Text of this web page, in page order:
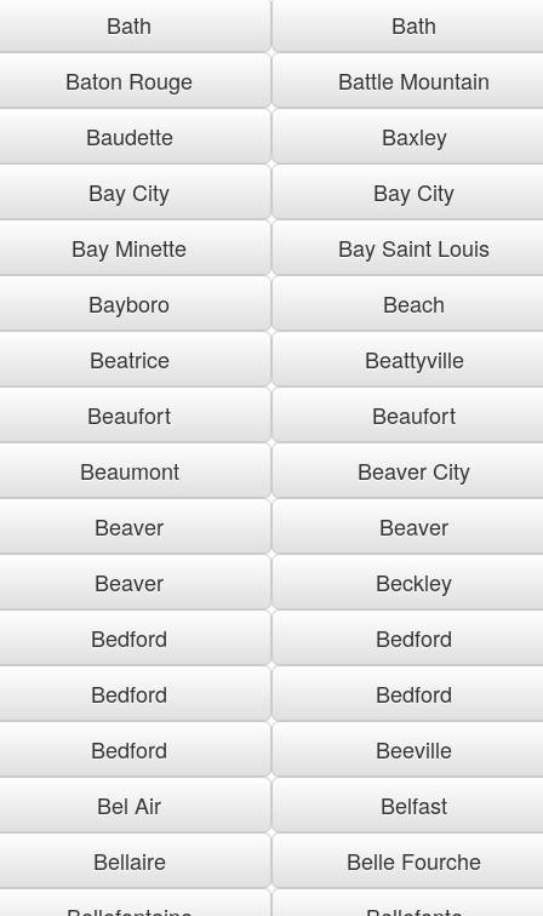
Bath
Bath
Baton Rouge
Battle Mountain
Baudette
Baxley
Bay City
Bay City
Bay Minette
Bay Saint Louis
Bayboro
Beach
Beatrice
Beattyville
Beaufort
Beaufort
Beaumont
Beaver City
Beaver
Beaver
Beaver
Beckley
Bedford
Bedford
Bedford
Bedford
Bedford
Beeville
Bel Air
Belfast
Bellaire
Belle Fourche